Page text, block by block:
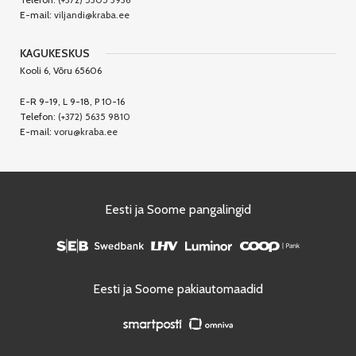
E-mail: viljandi@kraba.ee
KAGUKESKUS
Kooli 6, Võru 65606
E-R 9-19, L 9-18, P 10-16
Telefon: (+372) 5635 9810
E-mail: voru@kraba.ee
Eesti ja Soome pangalingid
Eesti ja Soome pakiautomaadid